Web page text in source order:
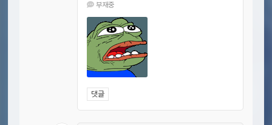
부재중
댓글